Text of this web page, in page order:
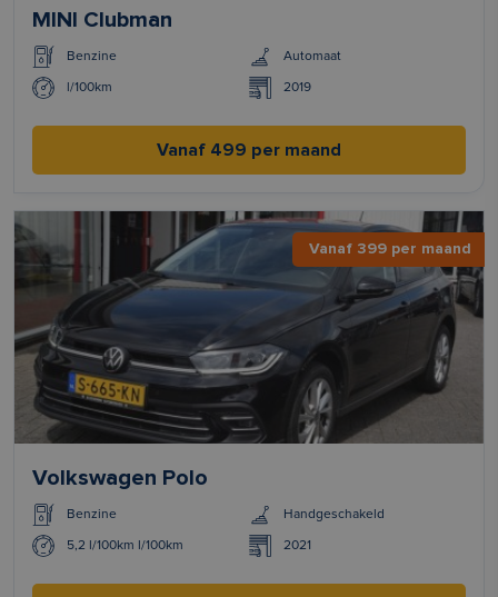
MINI Clubman
Benzine Automaat
l/100km 2019
Vanaf 499 per maand
Vanaf 399 per maand
Volkswagen Polo
Benzine Handgeschakeld
5,2 l/100km l/100km 2021